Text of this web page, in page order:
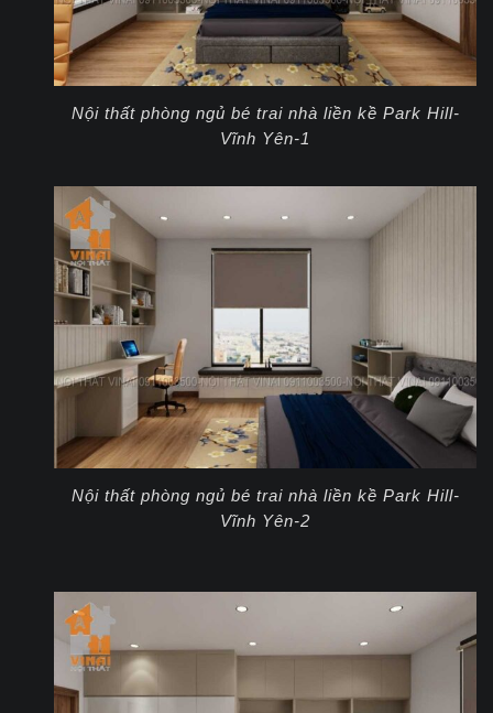
Nội thất phòng ngủ bé trai nhà liền kề Park Hill-
Vĩnh Yên-1
Nội thất phòng ngủ bé trai nhà liền kề Park Hill-
Vĩnh Yên-2